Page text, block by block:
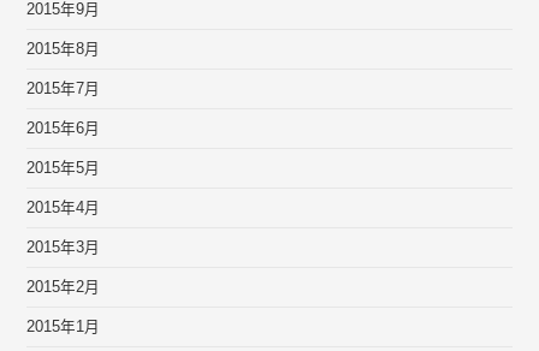
2015年9月
2015年8月
2015年7月
2015年6月
2015年5月
2015年4月
2015年3月
2015年2月
2015年1月